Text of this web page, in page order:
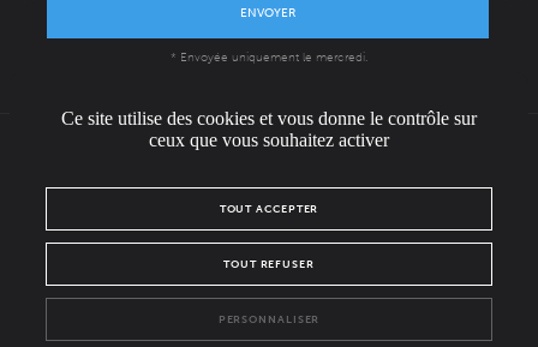
ENVOYER
* Envoyée uniquement le mercredi.
L'ÉQUIPE
POLITIQUE DE CONFIDENTIALITÉ
FacebookInstagram
Ce site utilise des cookies et vous donne le contrôle sur
ceux que vous souhaitez activer
TOUT ACCEPTER
TOUT REFUSER
PERSONNALISER